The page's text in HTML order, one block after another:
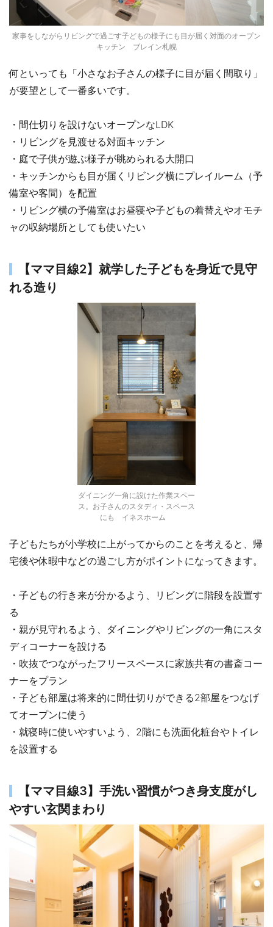
家事をしながらリビングで過ごす子どもの様子にも目が届く対面のオープン
キッチン ブレイン札幌
何といっても「小さなお子さんの様子に目が届く間取り」
が要望として一番多いです。
・間仕切りを設けないオープンなLDK
・リビングを見渡せる対面キッチン
・庭で子供が遊ぶ様子が眺められる大開口
・キッチンからも目が届くリビング横にプレイルーム（予
備室や客間）を配置
・リビング横の予備室はお昼寝や子どもの着替えやオモチ
ャの収納場所としても使いたい
【ママ目線2】就学した子どもを身近で見守
れる造り
ダイニング一角に設けた作業スペー
ス。お子さんのスタディ・スペース
にも イネスホーム
子どもたちが小学校に上がってからのことを考えると、帰
宅後や休暇中などの過ごし方がポイントになってきます。
・子どもの行き来が分かるよう、リビングに階段を設置す
る
・親が見守れるよう、ダイニングやリビングの一角にスタ
ディコーナーを設ける
・吹抜でつながったフリースペースに家族共有の書斎コー
ナーをプラン
・子ども部屋は将来的に間仕切りができる2部屋をつなげ
てオープンに使う
・就寝時に使いやすいよう、2階にも洗面化粧台やトイレ
を設置する
【ママ目線3】手洗い習慣がつき身支度がし
やすい玄関まわり